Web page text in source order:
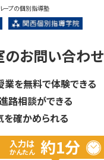
ープの個別指導塾
お問い合わせ
を無料で体験できる
路相談ができる
確かめられる
入力は
かんたん 約1分